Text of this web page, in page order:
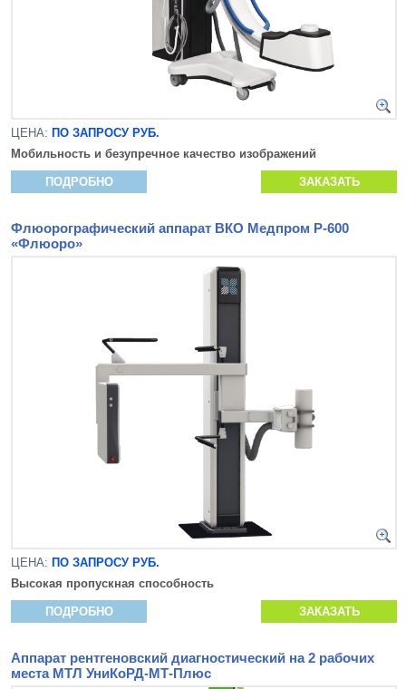
ЦЕНА: ПО ЗАПРОСУ РУБ.
Мобильность и безупречное качество изображений
ПОДРОБНО ЗАКАЗАТЬ
Флюорографический аппарат ВКО Медпром Р-600
«Флюоро»
ЦЕНА: ПО ЗАПРОСУ РУБ.
Высокая пропускная способность
ПОДРОБНО ЗАКАЗАТЬ
Аппарат рентгеновский диагностический на 2 рабочих
места МТЛ УниКоРД-МТ-Плюс